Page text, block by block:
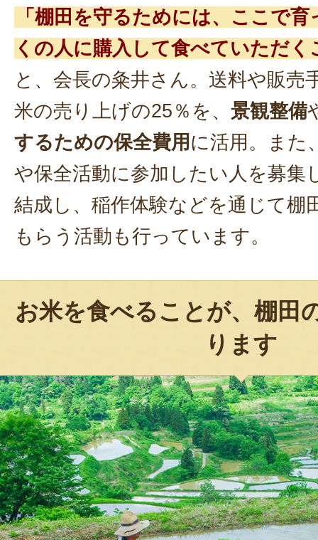
「棚田を守るためには、ここで
くの人に購入して食べていただ
と、会長の粂井さん。送料や販売
米の売り上げの25％を、 景観整備
するための保全費用 に活用。また
や保全活動に参加したい人を募集
結成し、稲作体験などを通じて棚
もらう活動も行っています。
お米を食べることが、棚田
ります